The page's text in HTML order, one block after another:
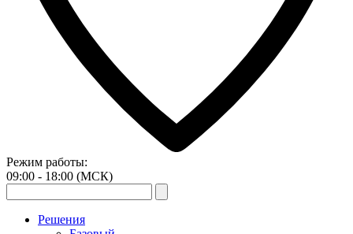
Режим работы:
09:00 - 18:00 (МСК)
Решения